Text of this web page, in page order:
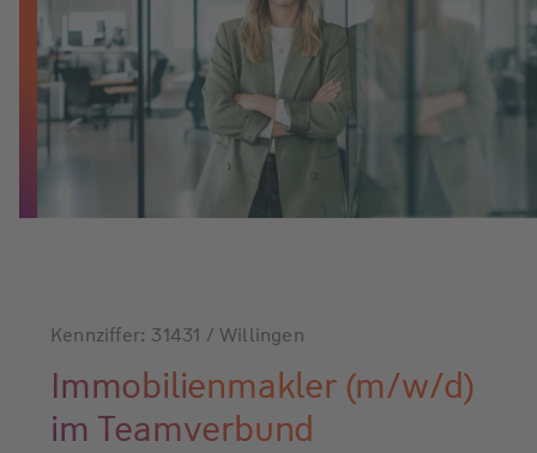
Kennziffer: 31431 / Willingen
Immobilienmakler (m/w/d)
im Teamverbund